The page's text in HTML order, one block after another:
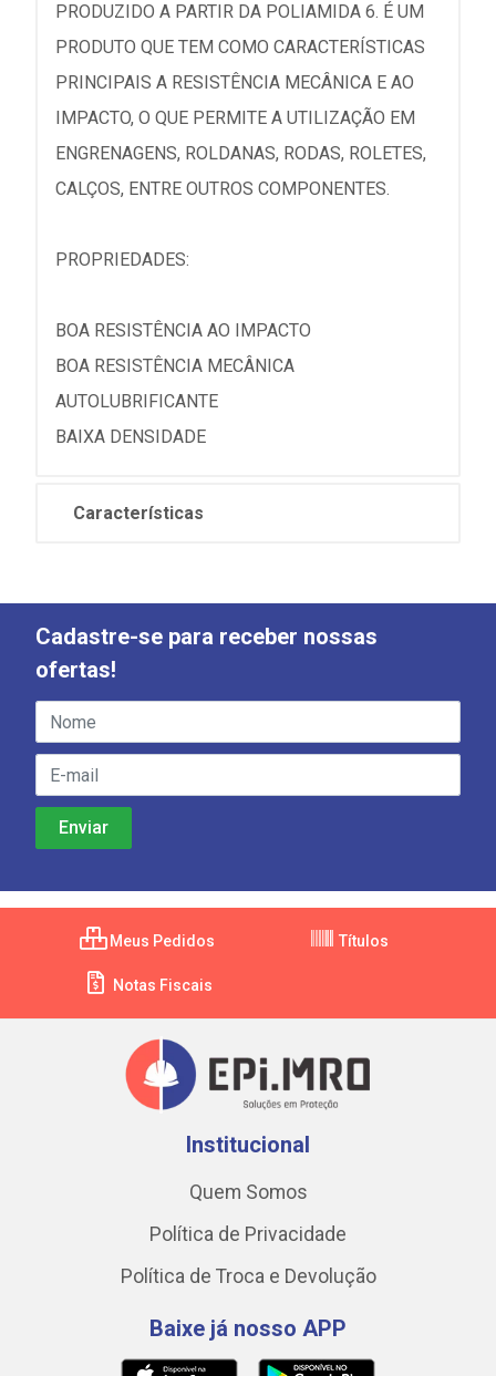
PRODUZIDO A PARTIR DA POLIAMIDA 6. É UM
PRODUTO QUE TEM COMO CARACTERÍSTICAS
PRINCIPAIS A RESISTÊNCIA MECÂNICA E AO
IMPACTO, O QUE PERMITE A UTILIZAÇÃO EM
ENGRENAGENS, ROLDANAS, RODAS, ROLETES,
CALÇOS, ENTRE OUTROS COMPONENTES.
PROPRIEDADES:
BOA RESISTÊNCIA AO IMPACTO
BOA RESISTÊNCIA MECÂNICA
AUTOLUBRIFICANTE
BAIXA DENSIDADE
Características
Cadastre-se para receber nossas
ofertas!
Meus Pedidos Títulos
Notas Fiscais
Institucional
Quem Somos
Política de Privacidade
Política de Troca e Devolução
Baixe já nosso APP